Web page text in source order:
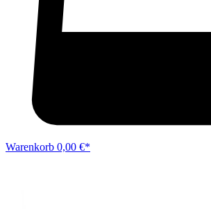
Warenkorb 0,00 €*